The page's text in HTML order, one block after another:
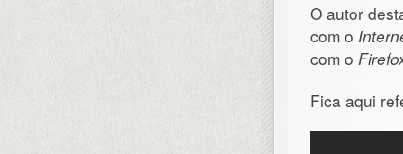
O autor
com o
com o
Fica aqui